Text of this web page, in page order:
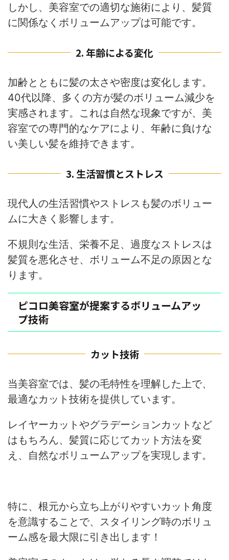
しかし、美容室での適切な施術により、髪質
に関係なくボリュームアップは可能です。
2. 年齢による変化
加齢とともに髪の太さや密度は変化します。
40代以降、多くの方が髪のボリューム減少を
実感されます。これは自然な現象ですが、美
容室での専門的なケアにより、年齢に負けな
い美しい髪を維持できます。
3. 生活習慣とストレス
現代人の生活習慣やストレスも髪のボリュー
ムに大きく影響します。
不規則な生活、栄養不足、過度なストレスは
髪質を悪化させ、ボリューム不足の原因とな
ります。
ピコロ美容室が提案するボリュームアッ
プ技術
カット技術
当美容室では、髪の毛特性を理解した上で、
最適なカット技術を提供しています。
レイヤーカットやグラデーションカットなど
はもちろん、髪質に応じてカット方法を変
え、自然なボリュームアップを実現します。
特に、根元から立ち上がりやすいカット角度
を意識することで、スタイリング時のボリュ
ーム感を最大限に引き出します！